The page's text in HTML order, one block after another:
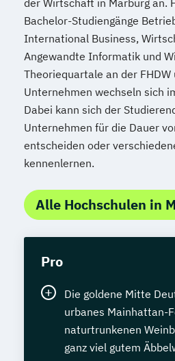
der Wirtschaft in Marburg an.
Bachelor-Studiengänge
International Business,
Angewandte Informatik und
Theoriequartale an der
Unternehmen wechseln sich
Dabei kann sich der
Unternehmen für die Dauer
entscheiden oder
kennenlernen.
Alle Hochschulen in
Pro
Die goldene Mitte
urbanes Mainhattan-
naturtrunkenen
ganz viel gutem